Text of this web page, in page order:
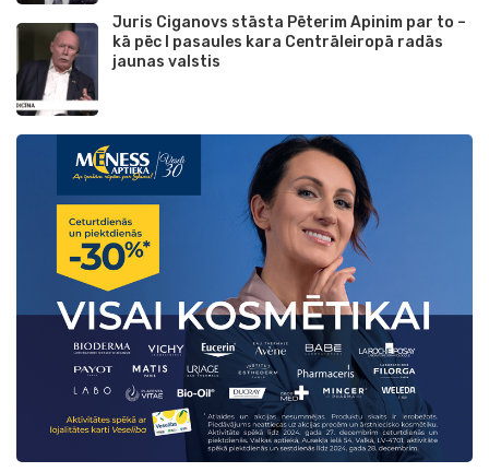
Juris Ciganovs stāsta Pēterim Apinim par to –
kā pēc I pasaules kara Centrāleiropā radās
jaunas valstis